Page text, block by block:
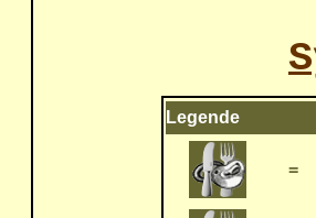
Legende
=